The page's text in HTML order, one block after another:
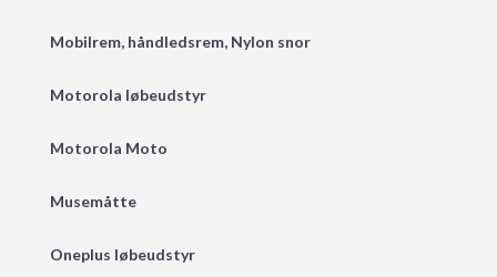
Mobilrem, håndledsrem, Nylon snor
Motorola løbeudstyr
Motorola Moto
Musemåtte
Oneplus løbeudstyr